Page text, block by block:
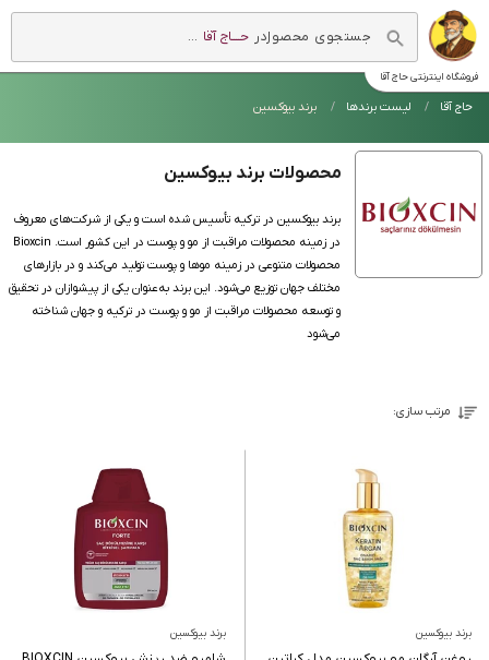
فروشگاه اینترنتیحاج آقا
در حــــاج آقا ...
حاج آقا لیست برندها برند بیوکسین
محصولات برند بیوکسین
برند بیوکسین در ترکیه تأسیس شده است و یکی از شرکت‌های معروف
در زمینه محصولات مراقبت از مو و پوست در این کشور است. Bioxcin
محصولات متنوعی در زمینه موها و پوست تولید می‌کند و در بازارهای
مختلف جهان توزیع می‌شود. این برند به‌عنوان یکی از پیشوازان در تحقیق
و توسعه محصولات مراقبت از مو و پوست در ترکیه و جهان شناخته
می‌شود
مرتب سازی:
برند بیوکسین برند بیوکسین